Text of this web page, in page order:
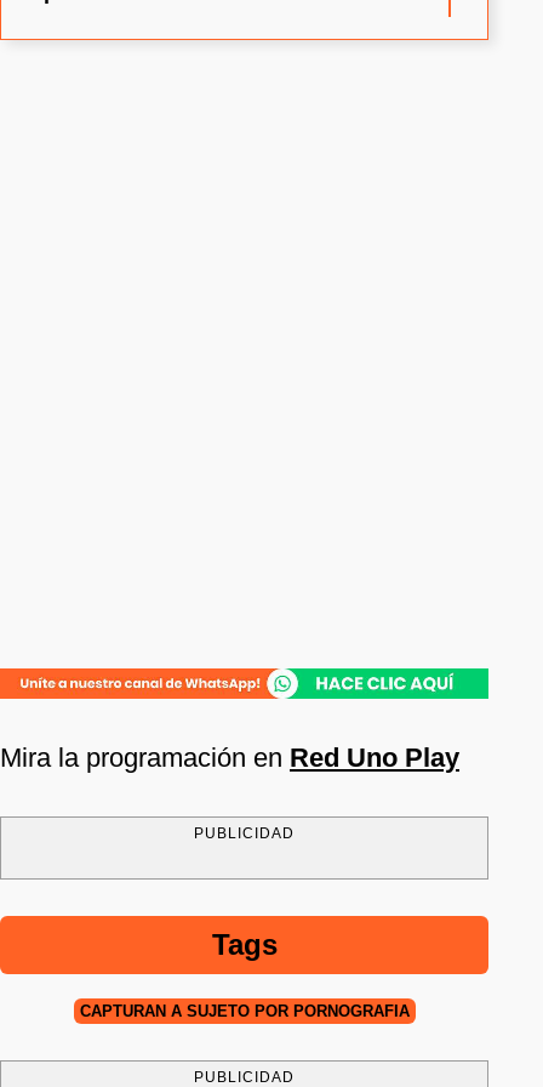
Mira la programación en Red Uno Play
PUBLICIDAD
Tags
CAPTURAN A SUJETO POR PORNOGRAFÍA
PUBLICIDAD